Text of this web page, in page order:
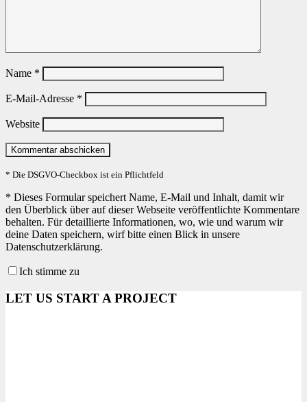
Name *
E-Mail-Adresse *
Website
* Die DSGVO-Checkbox ist ein Pflichtfeld
* Dieses Formular speichert Name, E-Mail und Inhalt, damit wir
den Überblick über auf dieser Webseite veröffentlichte Kommentare
behalten. Für detaillierte Informationen, wo, wie und warum wir
deine Daten speichern, wirf bitte einen Blick in unsere
Datenschutzerklärung.
Ich stimme zu
LET US START A PROJECT